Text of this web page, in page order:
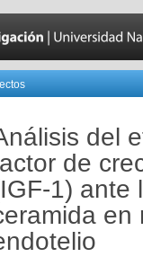
del
de
1) ante
en